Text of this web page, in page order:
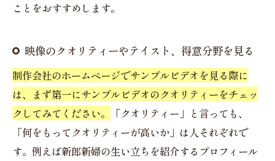
ことをおすすめします。
映像のクオリティーやテイスト、得意分野を見る
制作会社のホームページでサンプルビデオを見る際に
は、まず第一にサンプルビデオのクオリティーをチェッ
クしてみてください。
「クオリティー」と言っても、
「何をもってクオリティーが高いか」は人それぞれで
す。例えば新郎新婦の生い立ちを紹介するプロフィール